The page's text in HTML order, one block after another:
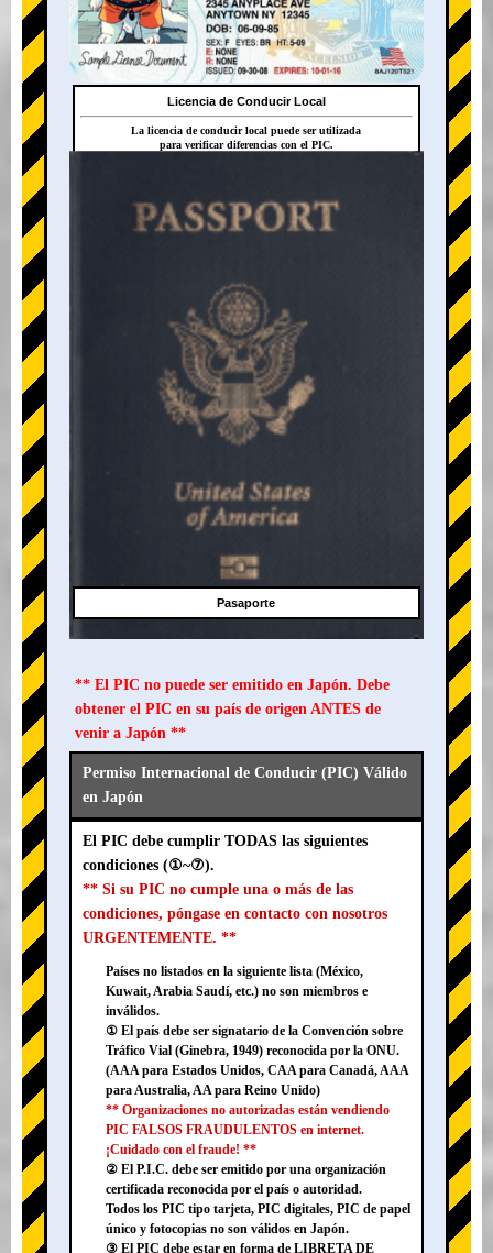
+
Licencia de Conducir Local
La licencia de conducir local puede ser utilizada
para verificar diferencias con el PIC.
Pasaporte
** El PIC no puede ser emitido en Japón. Debe
obtener el PIC en su país de origen ANTES de
venir a Japón **
Permiso Internacional de Conducir (PIC) Válido
en Japón
El PIC debe cumplir TODAS las siguientes
condiciones (①~⑦).
** Si su PIC no cumple una o más de las
condiciones, póngase en contacto con nosotros
URGENTEMENTE. **
Países no listados en la siguiente lista (México,
Kuwait, Arabia Saudí, etc.) no son miembros e
inválidos.
① El país debe ser signatario de la Convención sobre
Tráfico Vial (Ginebra, 1949) reconocida por la ONU.
(AAA para Estados Unidos, CAA para Canadá, AAA
para Australia, AA para Reino Unido)
** Organizaciones no autorizadas están vendiendo
PIC FALSOS FRAUDULENTOS en internet.
¡Cuidado con el fraude! **
② El P.I.C. debe ser emitido por una organización
certificada reconocida por el país o autoridad.
Todos los PIC tipo tarjeta, PIC digitales, PIC de papel
único y fotocopias no son válidos en Japón.
③ El PIC debe estar en forma de LIBRETA DE